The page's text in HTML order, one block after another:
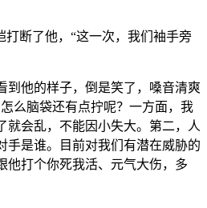
打断了他，“这一次，我们袖手旁
到他的样子，倒是笑了，嗓音清爽
么脑袋还有点拧呢？一方面，我
就会乱，不能因小失大。第二，人
手是谁。目前对我们有潜在威胁的
他打个你死我活、元气大伤，多